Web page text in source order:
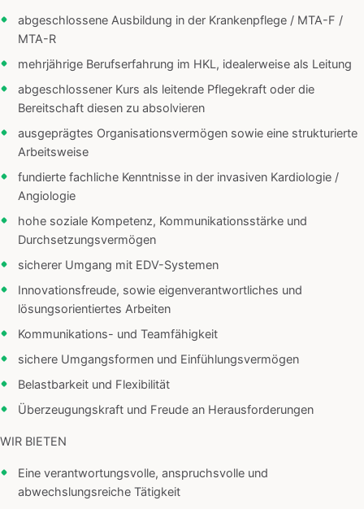
abgeschlossene Ausbildung in der Krankenpflege / MTA-F /
MTA-R
mehrjährige Berufserfahrung im HKL, idealerweise als Leitung
abgeschlossener Kurs als leitende Pflegekraft oder die
Bereitschaft diesen zu absolvieren
ausgeprägtes Organisationsvermögen sowie eine strukturierte
Arbeitsweise
fundierte fachliche Kenntnisse in der invasiven Kardiologie /
Angiologie
hohe soziale Kompetenz, Kommunikationsstärke und
Durchsetzungsvermögen
sicherer Umgang mit EDV-Systemen
Innovationsfreude, sowie eigenverantwortliches und
lösungsorientiertes Arbeiten
Kommunikations- und Teamfähigkeit
sichere Umgangsformen und Einfühlungsvermögen
Belastbarkeit und Flexibilität
Überzeugungskraft und Freude an Herausforderungen
WIR BIETEN
Eine verantwortungsvolle, anspruchsvolle und
abwechslungsreiche Tätigkeit